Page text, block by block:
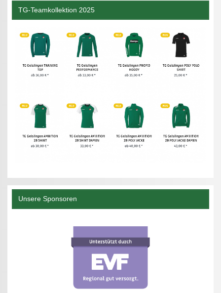
TG-Teamkollektion 2025
Unsere Sponsoren